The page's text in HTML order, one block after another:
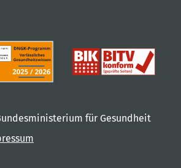
für Gesundheit